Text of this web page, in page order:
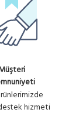
hizmeti